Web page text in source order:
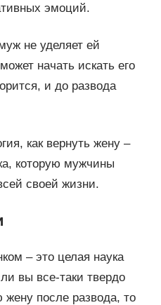
эмоций.
не уделяет ей
начать искать его
и до развода
как вернуть жену –
которую мужчины
своей жизни.
– это целая наука
вы все-таки твердо
после развода, то